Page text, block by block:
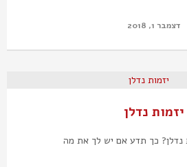
דצמבר 1, 2018
יזמות נדלן
נדלן? כך תדע אם יש לך את מה